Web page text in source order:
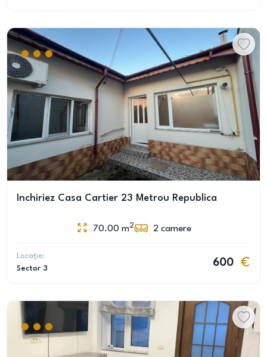
Inchiriez Casa Cartier 23 Metrou Republica
70.00 m2 2 camere
Locație:
Sector 3
600